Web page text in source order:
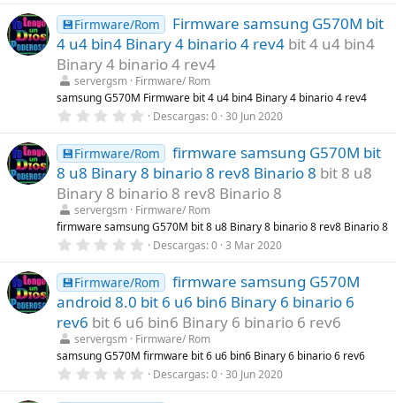
5
6
e
s
t
r
e
l
a
(
s
)
💾Firmware/Rom
Firmware samsung G570M bit
4 u4 bin4 Binary 4 binario 4 rev4 bit 4 u4 bin4
Binary 4 binario 4 rev4
servergsm Firmware/ Rom
samsung G570M Firmware bit 4 u4 bin4 Binary 4 binario 4 rev4
0
0
0
e
s
t
r
e
l
l
a
(
s
)
Descargas 0 30 Jun 2020
💾Firmware/Rom
firmware samsung G570M bit
8 u8 Binary 8 binario 8 rev8 Binario 8 bit 8 u8
Binary 8 binario 8 rev8 Binario 8
servergsm Firmware/ Rom
firmware samsung G570M bit 8 u8 Binary 8 binario 8 rev8 Binario 8
0
0
0
e
s
r
e
l
a
(
Descargas 0 3 Mar 2020
💾Firmware/Rom
firmware samsung G570M
android 8.0 bit 6 u6 bin6 Binary 6 binario 6
rev6 bit 6 u6 bin6 Binary 6 binario 6 rev6
servergsm Firmware/ Rom
samsung G570M firmware bit 6 u6 bin6 Binary 6 binario 6 rev6
0
0
Descargas 0 30 Jun 2020